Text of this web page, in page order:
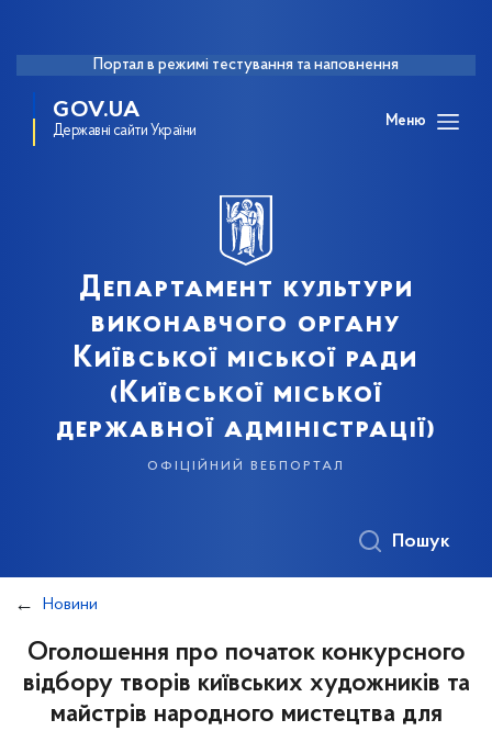
Портал в режимі тестування та наповнення
GOV.UA
Державні сайти України
Меню
Департамент культури
виконавчого органу
Київської міської ради
(Київської міської
державної адміністрації)
офіційний вебпортал
Пошук
Новини
Оголошення про початок конкурсного
відбору творів київських художників та
майстрів народного мистецтва для